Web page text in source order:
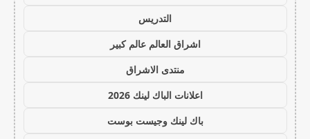
التدريس
اشراق العالم عالم كبير
منتدى الاشراق
اعلانات الباك لينك 2026
باك لينك وجيست بوست